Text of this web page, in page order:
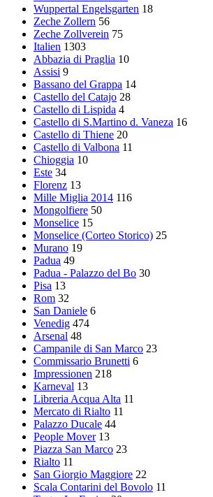
Wuppertal Engelsgarten 18
Zeche Zollern 56
Zeche Zollverein 75
Italien 1303
Abbazia di Praglia 10
Assisi 9
Bassano del Grappa 14
Castello del Catajo 28
Castello di Lispida 4
Castello di S.Martino d. Vaneza 16
Castello di Thiene 20
Castello di Valbona 11
Chioggia 10
Este 34
Florenz 13
Mille Miglia 2014 116
Mongolfiere 50
Monselice 15
Monselice (Corteo Storico) 25
Murano 19
Padua 49
Padua - Palazzo del Bo 30
Pisa 13
Rom 32
San Daniele 6
Venedig 474
Arsenal 48
Campanile di San Marco 23
Commissario Brunetti 6
Impressionen 218
Karneval 13
Libreria Acqua Alta 11
Mercato di Rialto 11
Palazzo Ducale 44
People Mover 13
Piazza San Marco 23
Rialto 11
San Giorgio Maggiore 22
Scala Contarini del Bovolo 11